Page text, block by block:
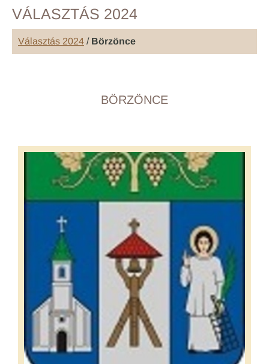
VÁLASZTÁS 2024
Választás 2024 / Börzönce
BÖRZÖNCE